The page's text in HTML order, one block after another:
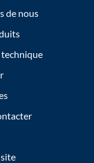
de nous